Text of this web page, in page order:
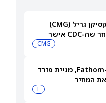
מניית צ'יפוטלה מקסיקן גריל (CMG)
ממשיכה לרדת לאחר שה-CDC אישר
CMG
פורד מציגה את ה-Fathom, מניית פורד
F